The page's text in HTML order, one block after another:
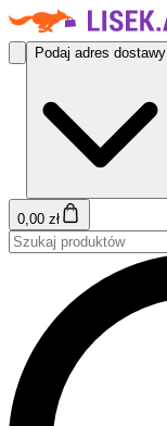
Podaj adres dostawy
0,00 zł